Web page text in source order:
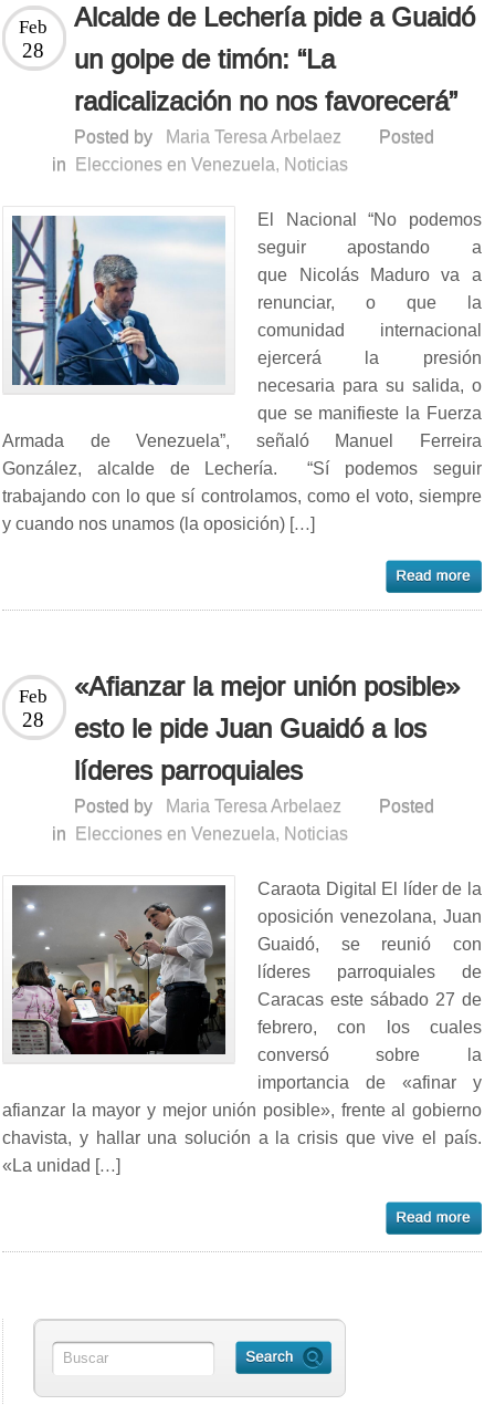
Alcalde de Lechería pide a Guaidó
un golpe de timón: “La
radicalización no nos favorecerá”
Feb
28
Posted by Maria Teresa Arbelaez
Posted
in
Elecciones en Venezuela, Noticias
El Nacional “No podemos
seguir apostando a
que Nicolás Maduro va a
renunciar, o que la
comunidad internacional
ejercerá la presión
necesaria para su salida, o
que se manifieste la Fuerza
Armada de Venezuela”, señaló Manuel Ferreira
González, alcalde de Lechería. “Sí podemos seguir
trabajando con lo que sí controlamos, como el voto, siempre
y cuando nos unamos (la oposición) […]
«Afianzar la mejor unión posible»
esto le pide Juan Guaidó a los
líderes parroquiales
Feb
28
Posted by Maria Teresa Arbelaez
Posted
in
Elecciones en Venezuela, Noticias
Caraota Digital El líder de la
oposición venezolana, Juan
Guaidó, se reunió con
líderes parroquiales de
Caracas este sábado 27 de
febrero, con los cuales
conversó sobre la
importancia de «afinar y
afianzar la mayor y mejor unión posible», frente al gobierno
chavista, y hallar una solución a la crisis que vive el país.
«La unidad […]